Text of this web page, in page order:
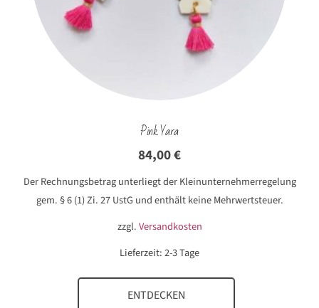
Pink Yara
84,00€
Der Rechnungsbetrag unterliegt der Kleinunternehmerregelung
gem. § 6 (1) Zi. 27 UstG und enthält keine Mehrwertsteuer.
zzgl.Versandkosten
Lieferzeit:2-3 Tage
ENTDECKEN